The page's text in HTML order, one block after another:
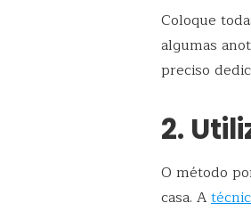
Coloque
algumas
preciso
2.
O método
casa. A